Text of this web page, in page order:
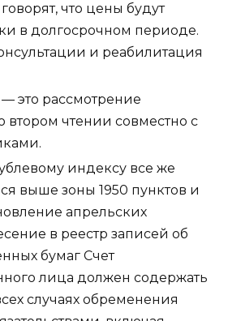
что цены будут
в долгосрочном периоде.
и реабилитация
это рассмотрение
втором чтении совместно с
индексу все же
выше зоны 1950 пунктов и
апрельских
в реестр записей об
бумаг Счет
лица должен содержать
случаях обременения